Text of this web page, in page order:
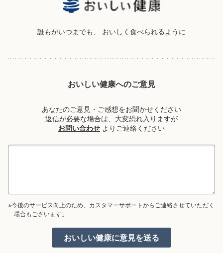
誰もがいつまでも、 おいしく食べられるように
おいしい健康へのご意見
あなたのご意見・ご感想をお聞かせください
返信が必要な場合は、大変恐れ入りますが
お問い合わせ よりご連絡ください
※今後のサービス向上のため、カスタマーサポートからご連絡させていただく
場合もございます。